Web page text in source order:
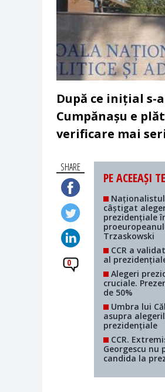
După ce inițial s-
Cumpănașu e
verificare mai
SHARE
0
PE ACEEAȘI
câștigat
prezidențiale
Trzaskowski
CCR a
al
Alegeri
cruciale.
de 50%
Umbra lui
asupra
prezidențiale
CCR.
Georgescu nu
candida la